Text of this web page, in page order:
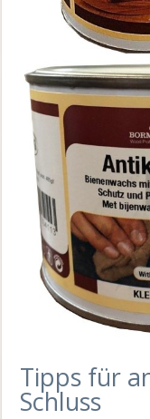
Tipps für
Schluss